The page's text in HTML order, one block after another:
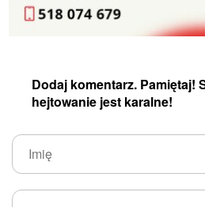
Dodaj komentarz. Pamiętaj!
hejtowanie jest karalne!